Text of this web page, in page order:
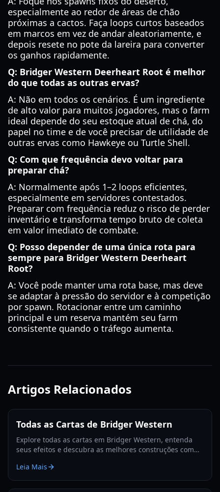
especialmente ao redor de áreas de chão
próximas a cactos. Faça loops curtos baseados
em marcos em vez de andar aleatoriamente, e
depois resete no pote da lareira para converter
os ganhos rapidamente.
Q: Bridger Western Deerheart Root é melhor
do que todas as outras ervas?
A: Não em todos os cenários. É um ingrediente
de alto valor para muitos jogadores, mas o farm
ideal depende do seu estoque atual de chá, do
papel no time e de você precisar de utilidade de
outras ervas como Hawkeye ou Turtle Shell.
Q: Com que frequência devo voltar para
preparar chá?
A: Normalmente após 1–2 loops eficientes,
especialmente em servidores contestados.
Preparar com frequência reduz o risco de perder
inventário e transforma tempo bruto de coleta
em valor imediato de combate.
Q: Posso depender de uma única rota para
sempre para Bridger Western Deerheart
Root?
A: Você pode manter uma rota base, mas deve
se adaptar à pressão do servidor e à competição
por spawn. Rotacionar entre um caminho
principal e um reserva mantém seu farm
consistente quando o tráfego aumenta.
Artigos Relacionados
Todas as Cartas de Bridger Western
Explore todas as cartas em Bridger Western, entenda
seus efeitos e descubra as melhores construções com
Leia Mais